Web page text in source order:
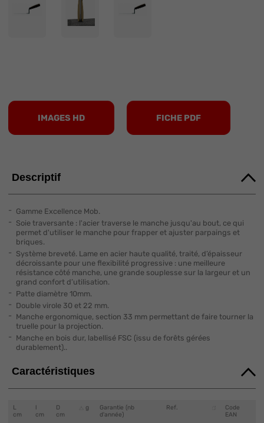
IMAGES HD FICHE PDF
Descriptif
Gamme Excellence Mob.
Soie traversante : l'acier traverse le manche jusqu'au bout, ce qui
permet d'utiliser le manche pour frapper et ajuster parpaings et
briques.
Système breveté. Lame en acier haute qualité, traité, d’épaisseur
décroissante pour une flexibilité progressive : une meilleure
résistance côté manche, une grande souplesse sur la largeur et un
grand confort d’utilisation.
Patte diamètre 10mm.
Double virole 30 et 22 mm.
Manche ergonomique, section 33 mm permettant de faire tourner la
truelle pour la projection.
Manche en bois dur, labellisé FSC (issu de forêts gérées
durablement)..
Caractéristiques
L
cm
l
cm
D
cm
g
Garantie (nb
d'année)
Ref.
Code
EAN